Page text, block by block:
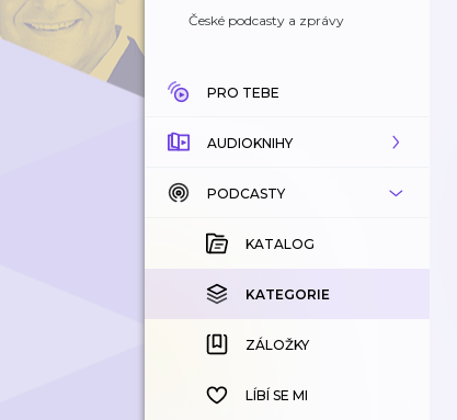
České podcasty a zprávy
PRO TEBE
AUDIOKNIHY
KATALOG
KOUPENÉ
KATEGORIE
ZÁLOŽKY
HISTORIE
PODCASTY
KATALOG
KATEGORIE
ZÁLOŽKY
LÍBÍ SE MI